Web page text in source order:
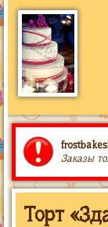
Заказы
Торт